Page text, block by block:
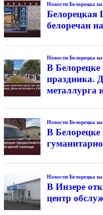
Новости Белорецка
Белорецкая
белоречан
Новости Белорецка
В Белорецке
праздника.
металлурга
Новости Белорецка
В Белорецке
Новости Белорецка
В Инзере
центр